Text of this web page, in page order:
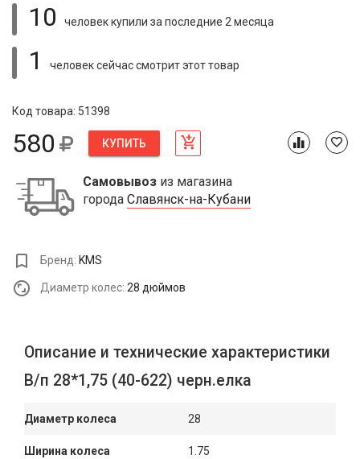
10 человек купили за последние 2 месяца
1 человек сейчас смотритэтот товар
Код товара: 51398
580 КУПИТЬ
Самовывоз из магазина
города Славянск-на-Кубани
Бренд: KMS
Диаметр колес: 28 дюймов
Описание и технические характеристики
В/п 28*1,75 (40-622) черн.елка
Диаметр колеса 28
Ширина колеса 1.75